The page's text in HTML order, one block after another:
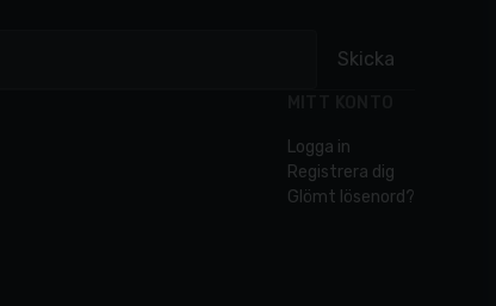
Skicka
Logga in
Registrera dig
Glömt lösenord?